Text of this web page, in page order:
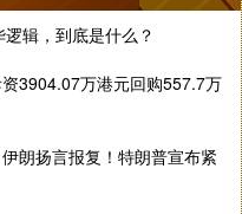
辑，到底是什么？
3904.07万港元回购557.7万
朗扬言报复！特朗普宣布紧